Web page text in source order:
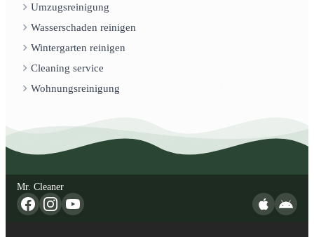
Umzugsreinigung
Wasserschaden reinigen
Wintergarten reinigen
Cleaning service
Wohnungsreinigung
Mr. Cleaner